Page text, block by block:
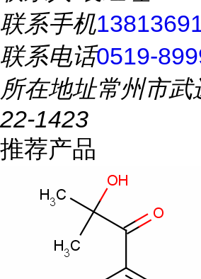
联系手机
联系电话0519-
所在地址常州市武
22-1423
推荐产品